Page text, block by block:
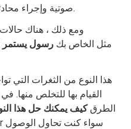
صوتية وإجراء محادثة فيديو مع عائلتك أو مع صديقك.
ومع ذلك ، هناك
استخدام برنامج messenger مثل الخاص بك رسول
هذا النوع من الثغرات التي
القيام بها للتخلص
الطرقكيف يمكنك حل هذا